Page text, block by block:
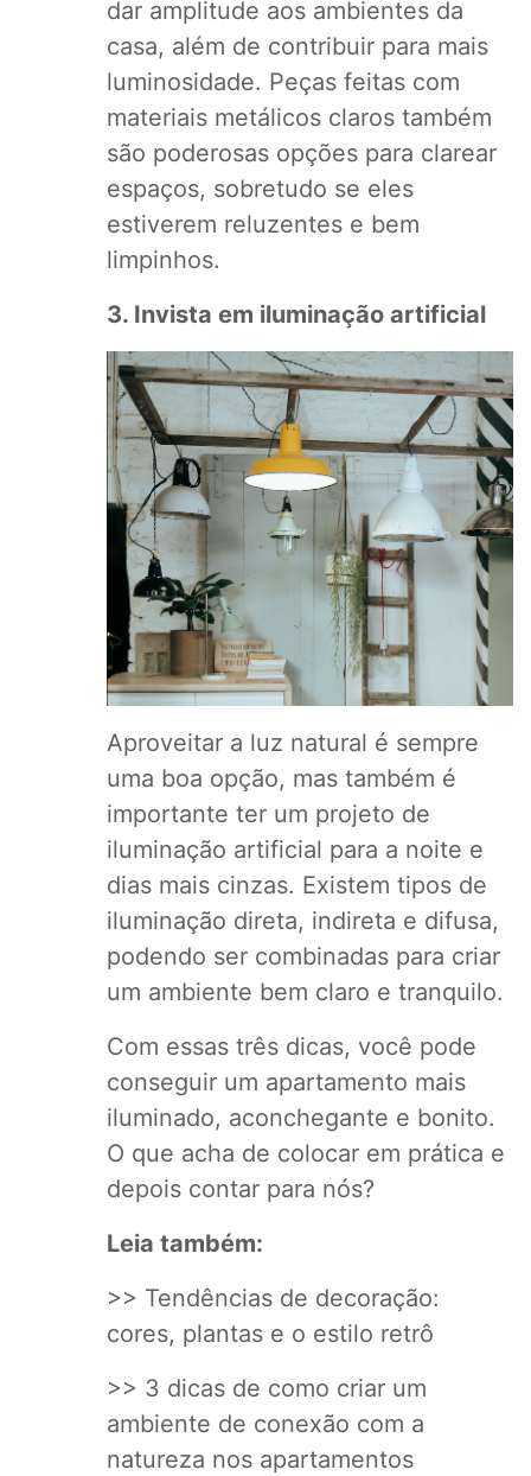
dar amplitude aos ambientes da
casa, além de contribuir para mais
luminosidade. Peças feitas com
materiais metálicos claros também
são poderosas opções para clarear
espaços, sobretudo se eles
estiverem reluzentes e bem
limpinhos.
3. Invista em iluminação artificial
Aproveitar a luz natural é sempre
uma boa opção, mas também é
importante ter um projeto de
iluminação artificial para a noite e
dias mais cinzas. Existem tipos de
iluminação direta, indireta e difusa,
podendo ser combinadas para criar
um ambiente bem claro e tranquilo.
Com essas três dicas, você pode
conseguir um apartamento mais
iluminado, aconchegante e bonito.
O que acha de colocar em prática e
depois contar para nós?
Leia também:
>> Tendências de decoração:
cores, plantas e o estilo retrô
>> 3 dicas de como criar um
ambiente de conexão com a
natureza nos apartamentos